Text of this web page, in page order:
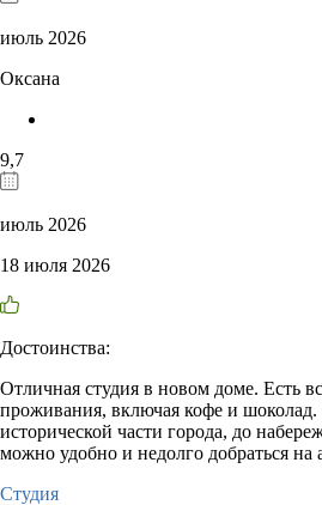
июль 2026
Оксана
9,7
июль 2026
18 июля 2026
Достоинства:
Отличная студия в новом доме. Есть
проживания, включая кофе и шоколад.
исторической части города, до
можно удобно и недолго добраться на
Студия